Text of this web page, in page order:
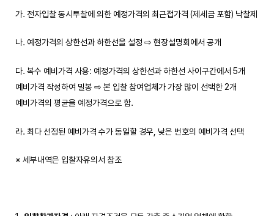
가. 전자입찰 동시투찰에 의한 예정가격의 최근접가격 (제세금 포함) 낙찰제
나. 예정가격의 상한선과 하한선을 설정 ⇨ 현장설명회에서 공개
다. 복수 예비가격 사용: 예정가격의 상한선과 하한선 사이구간에서 5개
예비가격 작성하여 밀봉 ⇨ 본 입찰 참여업체가 가장 많이 선택한 2개
예비가격의 평균을 예정가격으로 함.
라. 최다 선정된 예비가격 수가 동일할 경우, 낮은 번호의 예비가격 선택
※ 세부내역은 입찰자유의서 참조